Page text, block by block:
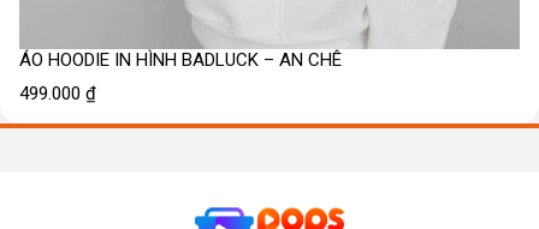
ÁO HOODIE IN HÌNH BADLUCK – AN CHÊ
499.000 ₫